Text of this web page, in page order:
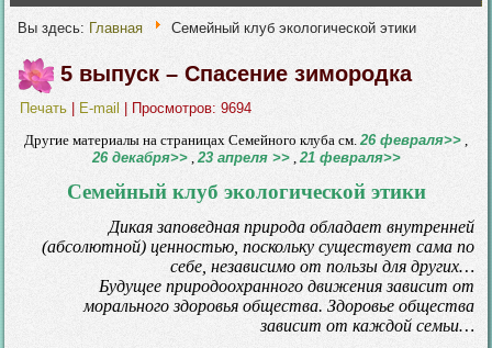
Вы здесь: Главная Семейный клуб экологической этики
5 выпуск – Спасение зимородка
Печать E-mail
| Просмотров: 9694
Другие материалы на страницах Cемейного клуба см.26 февраля>> ,
26 декабря>>,23 апреля >>,21 февраля>>
Семейный клуб экологической этики
Дикая заповедная природа обладает внутренней
(абсолютной) ценностью, поскольку существует сама по
себе, независимо от пользы для других…
Будущее природоохранного движения зависит от
морального здоровья общества. Здоровье общества
зависит от каждой семьи…